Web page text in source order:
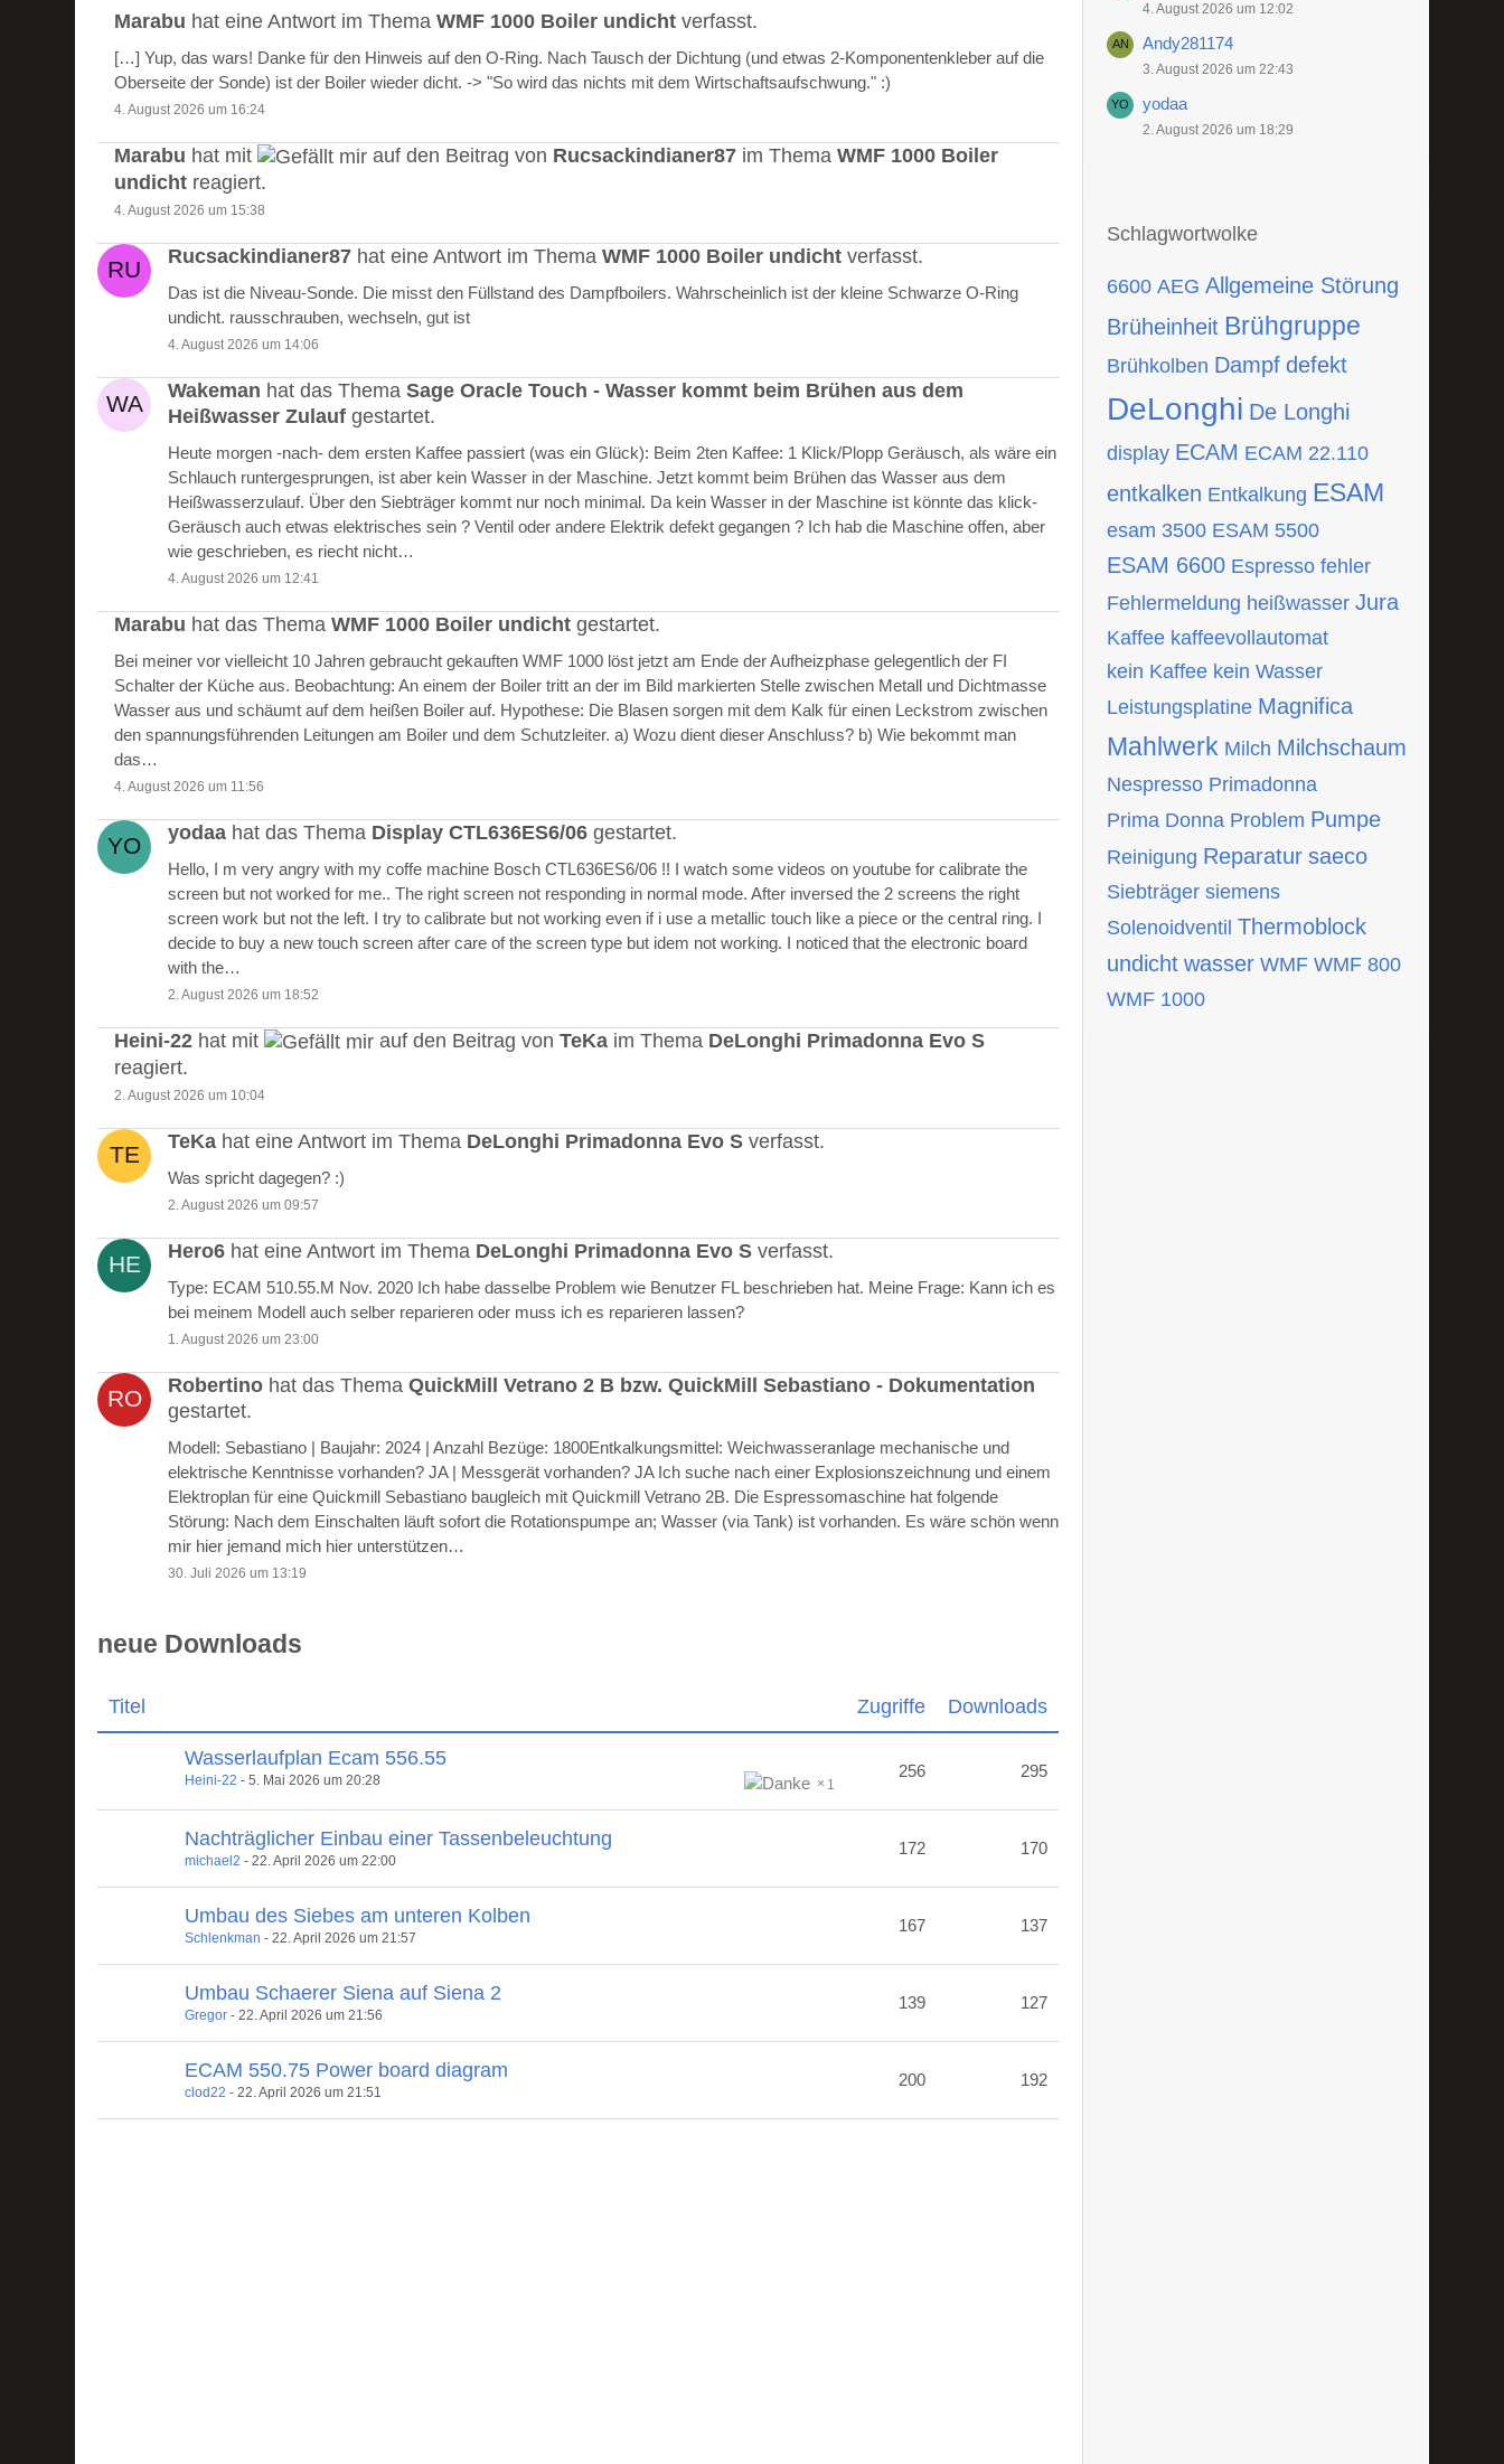
Marabu hat eine Antwort im ThemaWMF 1000 Boiler undicht verfasst.
[…] Yup, das wars! Danke für den Hinweis auf den O-Ring. Nach Tausch der Dichtung (und etwas 2-Komponentenkleber auf die
Oberseite der Sonde) ist der Boiler wieder dicht. -> "So wird das nichts mit dem Wirtschaftsaufschwung." :)
4. August 2026 um 16:24
Marabu hat mit auf den Beitrag von Rucsackindianer87 im ThemaWMF 1000 Boiler
undicht reagiert.
4. August 2026 um 15:38
Rucsackindianer87 hat eine Antwort im ThemaWMF 1000 Boiler undicht verfasst.
Das ist die Niveau-Sonde. Die misst den Füllstand des Dampfboilers. Wahrscheinlich ist der kleine Schwarze O-Ring
undicht. rausschrauben, wechseln, gut ist
4. August 2026 um 14:06
Wakeman hat das ThemaSage Oracle Touch - Wasser kommt beim Brühen aus dem
Heißwasser Zulauf gestartet.
Heute morgen -nach- dem ersten Kaffee passiert (was ein Glück): Beim 2ten Kaffee: 1 Klick/Plopp Geräusch, als wäre ein
Schlauch runtergesprungen, ist aber kein Wasser in der Maschine. Jetzt kommt beim Brühen das Wasser aus dem
Heißwasserzulauf. Über den Siebträger kommt nur noch minimal. Da kein Wasser in der Maschine ist könnte das klick-
Geräusch auch etwas elektrisches sein ? Ventil oder andere Elektrik defekt gegangen ? Ich hab die Maschine offen, aber
wie geschrieben, es riecht nicht…
4. August 2026 um 12:41
Marabu hat das ThemaWMF 1000 Boiler undicht gestartet.
Bei meiner vor vielleicht 10 Jahren gebraucht gekauften WMF 1000 löst jetzt am Ende der Aufheizphase gelegentlich der FI
Schalter der Küche aus. Beobachtung: An einem der Boiler tritt an der im Bild markierten Stelle zwischen Metall und Dichtmasse
Wasser aus und schäumt auf dem heißen Boiler auf. Hypothese: Die Blasen sorgen mit dem Kalk für einen Leckstrom zwischen
den spannungsführenden Leitungen am Boiler und dem Schutzleiter. a) Wozu dient dieser Anschluss? b) Wie bekommt man
das…
4. August 2026 um 11:56
yodaa hat das Thema Display CTL636ES6/06 gestartet.
Hello, I m very angry with my coffe machine Bosch CTL636ES6/06 !! I watch some videos on youtube for calibrate the
screen but not worked for me.. The right screen not responding in normal mode. After inversed the 2 screens the right
screen work but not the left. I try to calibrate but not working even if i use a metallic touch like a piece or the central ring. I
decide to buy a new touch screen after care of the screen type but idem not working. I noticed that the electronic board
with the…
2. August 2026 um 18:52
Heini-22 hat mit auf den Beitrag vonTeKa im Thema DeLonghi Primadonna Evo S
reagiert.
2. August 2026 um 10:04
TeKa hat eine Antwort im Thema DeLonghi Primadonna Evo S verfasst.
Was spricht dagegen? :)
2. August 2026 um 09:57
Hero6 hat eine Antwort im Thema DeLonghi Primadonna Evo S verfasst.
Type: ECAM 510.55.M Nov. 2020 Ich habe dasselbe Problem wie Benutzer FL beschrieben hat. Meine Frage: Kann ich es
bei meinem Modell auch selber reparieren oder muss ich es reparieren lassen?
1. August 2026 um 23:00
Robertino hat das ThemaQuickMill Vetrano 2 B bzw. QuickMill Sebastiano - Dokumentation
gestartet.
Modell: Sebastiano | Baujahr: 2024 | Anzahl Bezüge: 1800Entkalkungsmittel: Weichwasseranlage mechanische und
elektrische Kenntnisse vorhanden? JA | Messgerät vorhanden? JA Ich suche nach einer Explosionszeichnung und einem
Elektroplan für eine Quickmill Sebastiano baugleich mit Quickmill Vetrano 2B. Die Espressomaschine hat folgende
Störung: Nach dem Einschalten läuft sofort die Rotationspumpe an; Wasser (via Tank) ist vorhanden. Es wäre schön wenn
mir hier jemand mich hier unterstützen…
30. Juli 2026 um 13:19
neue Downloads
Titel Zugriffe Downloads
Wasserlaufplan Ecam 556.55
1
Heini-22 -5. Mai 2026 um 20:28 256 295
Nachträglicher Einbau einer Tassenbeleuchtung
michael2 -22. April 2026 um 22:00
172 170
Umbau des Siebes am unteren Kolben
Schlenkman -22. April 2026 um 21:57
167 137
Umbau Schaerer Siena auf Siena 2
Gregor -22. April 2026 um 21:56
139 127
ECAM 550.75 Power board diagram
clod22 -22. April 2026 um 21:51
200 192
4. August 2026 um 12:02
Andy281174
3. August 2026 um 22:43
yodaa
2. August 2026 um 18:29
Schlagwortwolke
6600 AEG Allgemeine Störung
Brüheinheit Brühgruppe
Brühkolben Dampf defekt
DeLonghi De Longhi
display ECAM ECAM 22.110
entkalken Entkalkung ESAM
esam 3500 ESAM 5500
ESAM 6600 Espresso fehler
Fehlermeldung heißwasser Jura
Kaffee kaffeevollautomat
kein Kaffee kein Wasser
Leistungsplatine Magnifica
Mahlwerk Milch Milchschaum
Nespresso Primadonna
Prima Donna Problem Pumpe
Reinigung Reparatur saeco
Siebträger siemens
Solenoidventil Thermoblock
undicht wasser WMF WMF 800
WMF 1000